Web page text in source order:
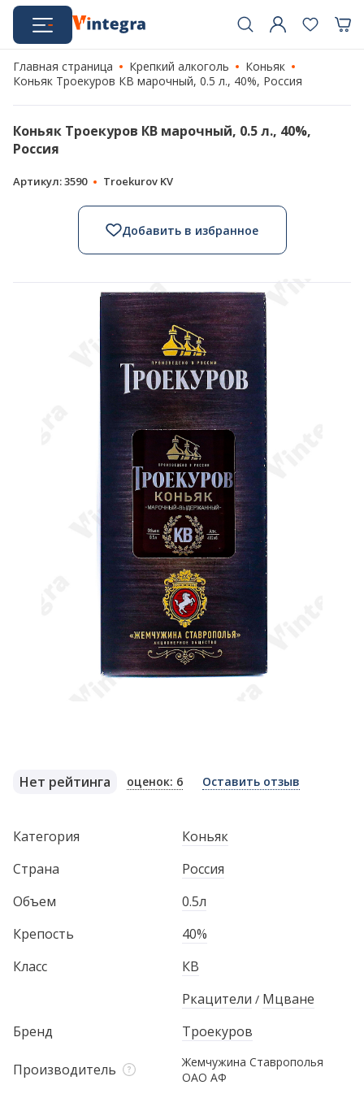
Главная страница Крепкий алкоголь
Коньяк
Коньяк Троекуров КВ марочный, 0.5 л., 40%, Россия
Коньяк Троекуров КВ марочный, 0.5 л., 40%,
Россия
Артикул: 3590 Troekurov KV
Добавить в избранное
Нет рейтинга оценок: 6 Оставить отзыв
Категория
Коньяк
Страна
Россия
Объем
0.5л
Крепость
40%
Класс
КВ
Ркацители / Мцване
Бренд
Троекуров
Производитель
Жемчужина Ставрополья
ОАО АФ